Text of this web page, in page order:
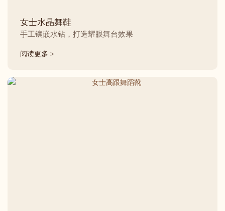
女士水晶舞鞋
手工镶嵌水钻，打造耀眼舞台效果
阅读更多 >